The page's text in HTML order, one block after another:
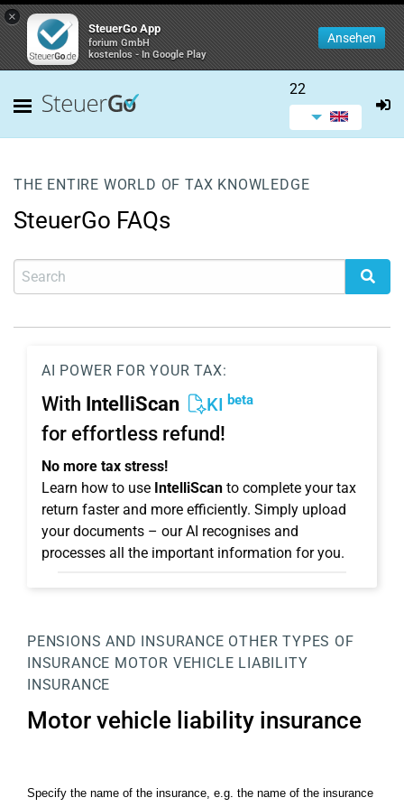
×
SteuerGo App
forium GmbH
kostenlos - In Google Play
Ansehen
22
THE ENTIRE WORLD OF TAX KNOWLEDGE
SteuerGo FAQs
AI POWER FOR YOUR TAX:
With IntelliScan KI beta
for effortless refund!
No more tax stress!
Learn how to use IntelliScan to complete your tax
return faster and more efficiently. Simply upload
your documents – our AI recognises and
processes all the important information for you.
PENSIONS AND INSURANCE OTHER TYPES OF
INSURANCE MOTOR VEHICLE LIABILITY
INSURANCE
Motor vehicle liability insurance
Specify the name of the insurance, e.g. the name of the insurance